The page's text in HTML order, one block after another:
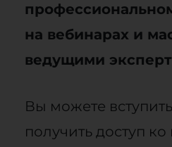
на вебинарах и
ведущими
Вы можете
получить доступ ко